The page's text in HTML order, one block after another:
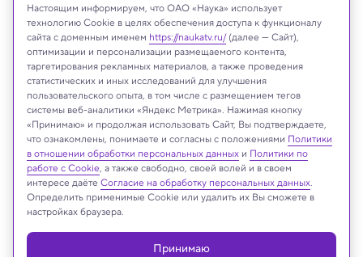
На сайте могут быть использованы материалы
интернет-ресурсов Facebook и Instagram,
владельцем которых является компания Meta
Platforms Inc., запрещённая на территории
Российской Федерации
Принимаю
Настоящим информируем, что ОАО «Наука» использует
технологию Cookie в целях обеспечения доступа к функционалу
сайта с доменным именем https://naukatv.ru/(далее — Сайт),
оптимизации и персонализации размещаемого контента,
таргетирования рекламных материалов, а также проведения
статистических и иных исследований для улучшения
пользовательского опыта, в том числе с размещением тегов
системы веб-аналитики «Яндекс Метрика». Нажимая кнопку
«Принимаю» и продолжая использовать Сайт, Вы подтверждаете,
что ознакомлены, понимаете и согласны с положениями Политики
в отношении обработки персональных данных и Политики по
работе с Cookie, а также свободно, своей волей и в своем
интересе даёте Согласие на обработку персональных данных.
Определить применимые Cookie или удалить их Вы сможете в
настройках браузера.